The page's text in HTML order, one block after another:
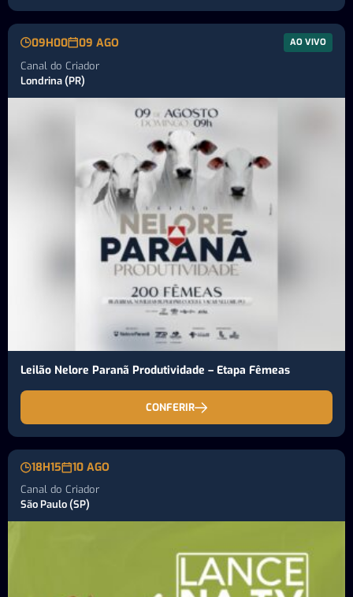
09H00 09 AGO AO VIVO
Canal do Criador
Londrina (PR)
Leilão Nelore Paranã Produtividade – Etapa Fêmeas
CONFERIR
18H15 10 AGO
Canal do Criador
São Paulo (SP)